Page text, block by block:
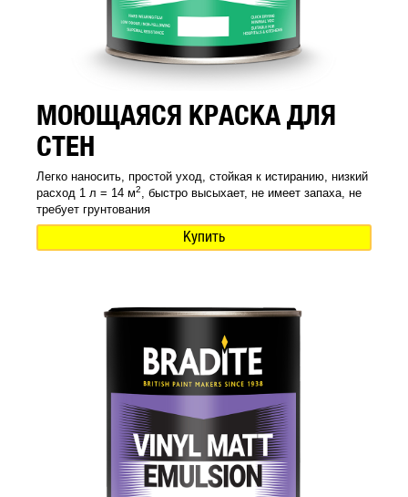
МОЮЩАЯСЯ КРАСКА ДЛЯ
СТЕН
Легко наносить, простой уход, стойкая к истиранию, низкий
расход 1 л = 14 м2
, быстро высыхает, не имеет запаха, не
требует грунтования
Купить